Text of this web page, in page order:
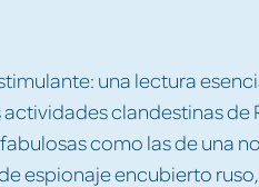
una lectura
clandestinas de
como las de una
espionaje encubierto